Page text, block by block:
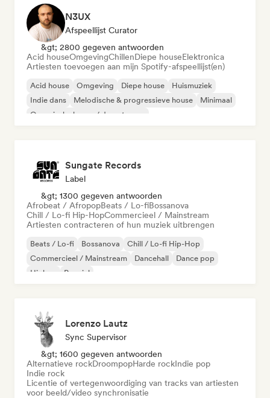
N3UX
Afspeellijst Curator
&gt; 2800 gegeven antwoorden
Acid houseOmgevingChillenDiepe houseElektronica
Artiesten toevoegen aan mijn Spotify-afspeellijst(en)
Acid house Omgeving Diepe house
Huismuziek
Indie dans
Melodische & progressieve house
Minimaal
Organische house / downtempo
Sungate Records
Label
&gt; 1300 gegeven antwoorden
Afrobeat / AfropopBeats / Lo-fiBossanova
Chill / Lo-fi Hip-HopCommercieel / Mainstream
Artiesten contracteren of hun muziek uitbrengen
Beats / Lo-fi Bossanova
Chill / Lo-fi Hip-Hop
Commercieel / Mainstream
Dancehall
Dance pop
Hiphop
Popziel
Lorenzo Lautz
Sync Supervisor
&gt; 1600 gegeven antwoorden
Alternatieve rockDroompopHarde rockIndie pop
Indie rock
Licentie of vertegenwoordiging van tracks van artiesten
voor beeld/video synchronisatie